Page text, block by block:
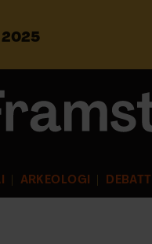
ARKEOLOGI DEBATT